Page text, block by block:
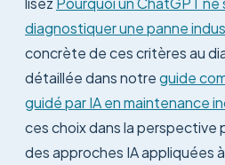
diagnostiquer une panne
concrète de ces critères au
détaillée dans notreguide
guidé par IA en maintenance
ces choix dans la perspective
des approches IA appliquées